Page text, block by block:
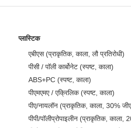
प्लास्टिक
एबीएस (प्राकृतिक, काला, लौ प्रतिरोधी)
पीसी / पॉली कार्बोनेट (स्पष्ट, काला)
ABS+PC (स्पष्ट, काला)
पीएमएमए / एक्रिलिक (स्पष्ट, काला)
पीए/नायलॉन (प्राकृतिक, काला, 30%
पीपी/पॉलीप्रोपाइलीन (प्राकृतिक, काला,